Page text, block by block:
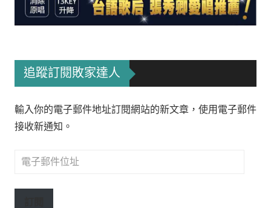
追蹤訂閱敗家達人
輸入你的電子郵件地址訂閱網站的新文章，使用電子郵件
接收新通知。
電
郵